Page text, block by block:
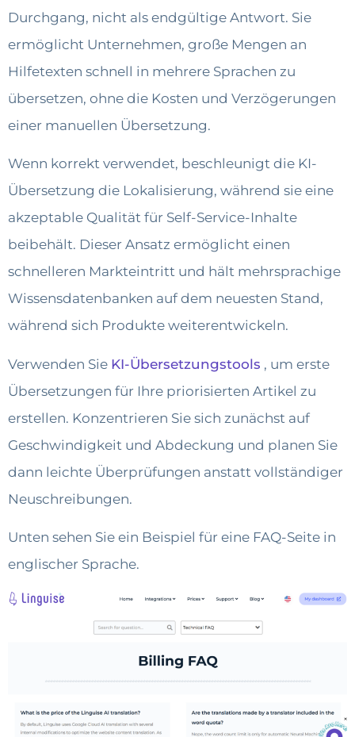
Durchgang, nicht als endgültige Antwort. Sie
ermöglicht Unternehmen, große Mengen an
Hilfetexten schnell in mehrere Sprachen zu
übersetzen, ohne die Kosten und Verzögerungen
einer manuellen Übersetzung.
Wenn korrekt verwendet, beschleunigt die KI-
Übersetzung die Lokalisierung, während sie eine
akzeptable Qualität für Self-Service-Inhalte
beibehält. Dieser Ansatz ermöglicht einen
schnelleren Markteintritt und hält mehrsprachige
Wissensdatenbanken auf dem neuesten Stand,
während sich Produkte weiterentwickeln.
Verwenden Sie KI-Übersetzungstools , um erste
Übersetzungen für Ihre priorisierten Artikel zu
erstellen. Konzentrieren Sie sich zunächst auf
Geschwindigkeit und Abdeckung und planen Sie
dann leichte Überprüfungen anstatt vollständiger
Neuschreibungen.
Unten sehen Sie ein Beispiel für eine FAQ-Seite in
englischer Sprache.